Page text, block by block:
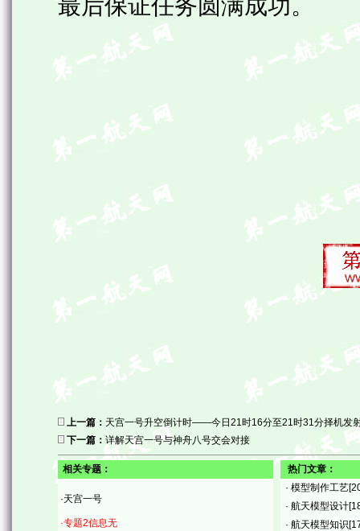
最后保证任务圆满成功。
上一篇： 天宫一号升空倒计时——今日21时16分至21时31分择机发
下一篇： 详解天宫一号与神舟八号交会对接
相关专题：
·天宫一号
·专题2信息无
热门文章：
· 模型制作工艺
· 航天模型设计
· 航天模型知识